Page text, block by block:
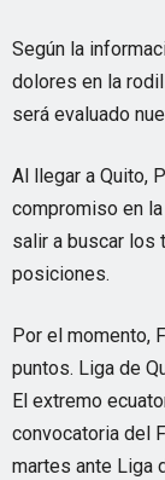
Según la
dolores en la
será evaluado
Al llegar a Quito,
compromiso en
salir a buscar los
posiciones.
Por el momento,
puntos. Liga de
El extremo
convocatoria del
martes ante Liga